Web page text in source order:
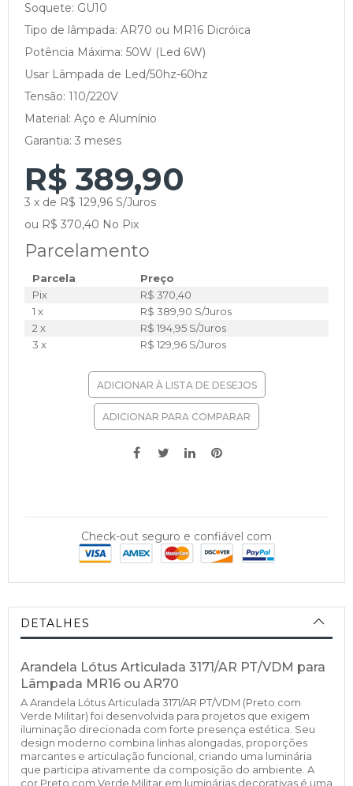
Soquete: GU10
Tipo de lâmpada: AR70 ou MR16 Dicróica
Potência Máxima: 50W (Led 6W)
Usar Lâmpada de Led/50hz-60hz
Tensão: 110/220V
Material: Aço e Alumínio
Garantia: 3 meses
R$ 389,90
3 x de R$ 129,96 S/Juros
ou R$ 370,40 No Pix
Parcelamento
Parcela
Preço
Pix
R$ 370,40
1 x
R$ 389,90 S/Juros
2 x
R$ 194,95 S/Juros
3 x
R$ 129,96 S/Juros
ADICIONAR À LISTA DE DESEJOS
ADICIONAR PARA COMPARAR
Check-out seguro e confiável com
DETALHES
Arandela Lótus Articulada 3171/AR PT/VDM para
Lâmpada MR16 ou AR70
A Arandela Lótus Articulada 3171/AR PT/VDM (Preto com
Verde Militar) foi desenvolvida para projetos que exigem
iluminação direcionada com forte presença estética. Seu
design moderno combina linhas alongadas, proporções
marcantes e articulação funcional, criando uma luminária
que participa ativamente da composição do ambiente. A
cor Preto com Verde Militar em luminárias decorativas é uma